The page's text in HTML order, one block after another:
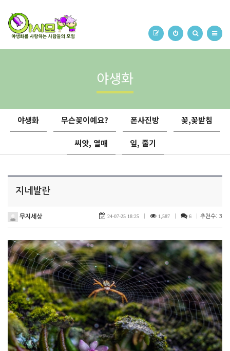
야생화
야생화 무슨꽃이예요? 폰사진방 꽃,꽃받침
씨앗, 열매 잎, 줄기
지네발란
무지세상 24-07-25 18:25 1,587 6 추천수: 3